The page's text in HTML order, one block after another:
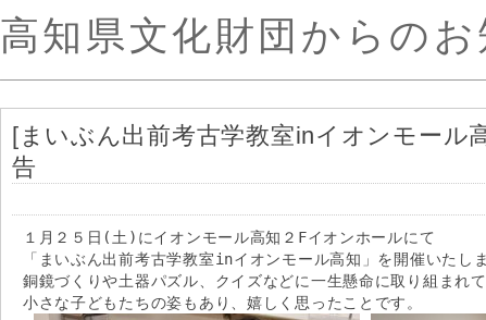
高知県文化財団からのお
[まいぶん出前考古学教室inイオンモール
告
１月２５日(土)にイオンモール高知２Fイオンホールにて
「まいぶん出前考古学教室inイオンモール高知」を開催いたしま
銅鏡づくりや土器パズル、クイズなどに一生懸命に取り組まれ
小さな子どもたちの姿もあり、嬉しく思ったことです。